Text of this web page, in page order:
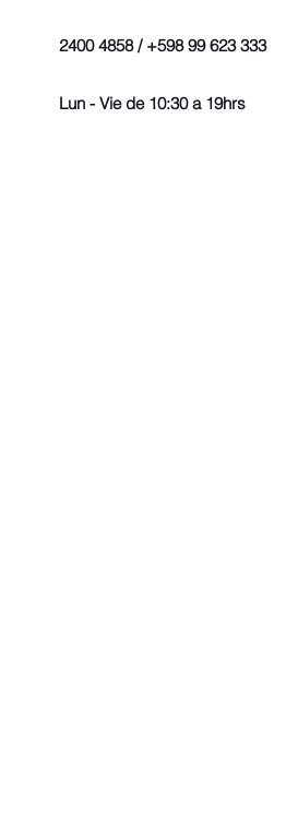
2400 4858 / +598 99 623 333
Lun - Vie de 10:30 a 19hrs